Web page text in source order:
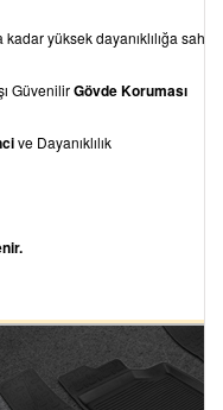
kadar yüksek dayanıklılığa
GüvenilirGövde Koruması
ve Dayanıklılık